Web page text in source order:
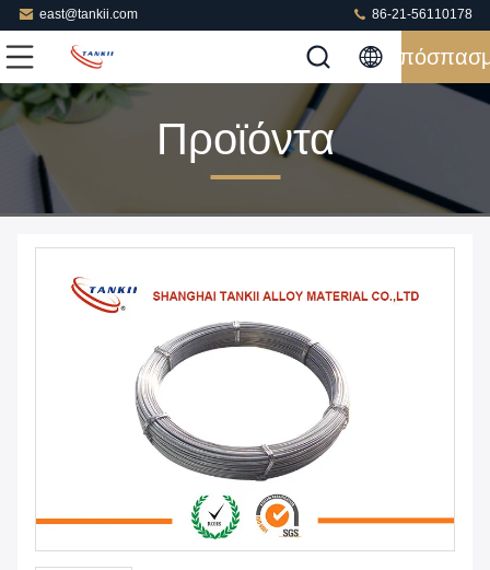
east@tankii.com 86-21-56110178
Προϊόντα